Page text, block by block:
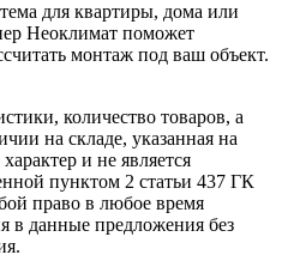
для квартиры, дома или
Неоклимат поможет
монтаж под ваш объект.
количество товаров, а
на складе, указанная на
и не является
пунктом 2 статьи 437 ГК
право в любое время
в данные предложения без